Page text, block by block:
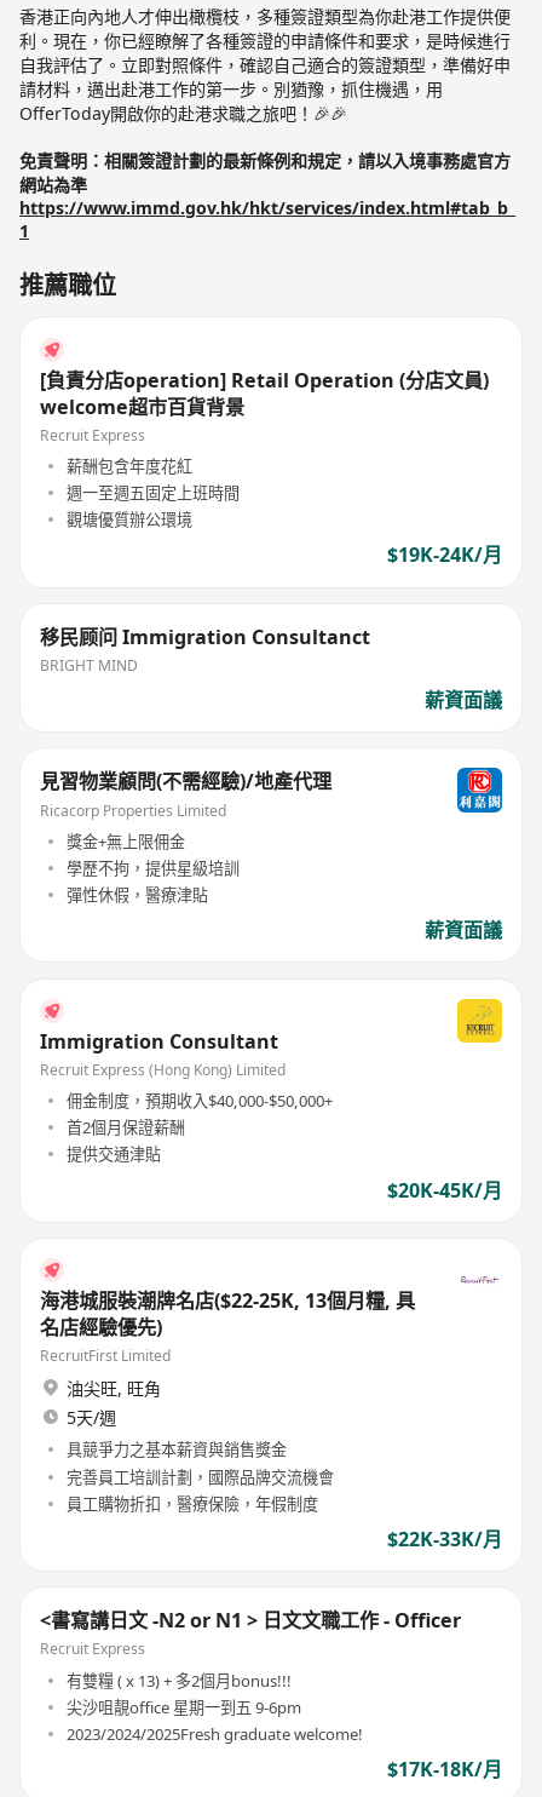
香港正向內地人才伸出橄欖枝，多種簽證類型為你赴港工作提供便
利。現在，你已經瞭解了各種簽證的申請條件和要求，是時候進行
自我評估了。立即對照條件，確認自己適合的簽證類型，準備好申
請材料，邁出赴港工作的第一步。別猶豫，抓住機遇，用
OfferToday開啟你的赴港求職之旅吧！🎉🎉
免責聲明：相關簽證計劃的最新條例和規定，請以入境事務處官方
網站為準
https://www.immd.gov.hk/hkt/services/index.html#tab_b_
1
推薦職位
[負責分店operation] Retail Operation (分店文員)
welcome超市百貨背景
Recruit Express
薪酬包含年度花紅
週一至週五固定上班時間
觀塘優質辦公環境
$19K-24K/月
移民顾问 Immigration Consultanct
BRIGHT MIND
薪資面議
見習物業顧問(不需經驗)/地產代理
Ricacorp Properties Limited
獎金+無上限佣金
學歷不拘，提供星級培訓
彈性休假，醫療津貼
薪資面議
Immigration Consultant
Recruit Express (Hong Kong) Limited
佣金制度，預期收入$40,000-$50,000+
首2個月保證薪酬
提供交通津貼
$20K-45K/月
海港城服裝潮牌名店($22-25K, 13個月糧, 具
名店經驗優先)
RecruitFirst Limited
油尖旺, 旺角
5天/週
具競爭力之基本薪資與銷售獎金
完善員工培訓計劃，國際品牌交流機會
員工購物折扣，醫療保險，年假制度
$22K-33K/月
<書寫講日文 -N2 or N1 > 日文文職工作 - Officer
Recruit Express
有雙糧 ( x 13) + 多2個月bonus!!!
尖沙咀靚office 星期一到五 9-6pm
2023/2024/2025Fresh graduate welcome!
$17K-18K/月